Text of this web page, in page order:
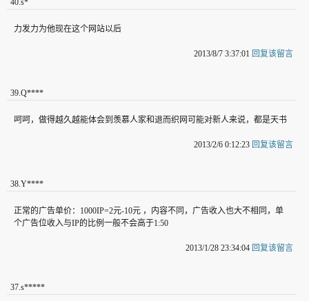
40.s*
力发力为他现在这个网站以后
2013/8/7 3:37:01 回复该留言
39.Q****
呵呵，做得越久越能体会到羡慕人家和退而织网可能对新人来说，都是天书
2013/2/6 0:12:23 回复该留言
38.Y****
正常的广告单价：1000IP=2元-10元 ，内容不同，广告收入也大不相同，单
个广告位收入与IP的比例一般不会高于1:50
2013/1/28 23:34:04 回复该留言
37.s*****